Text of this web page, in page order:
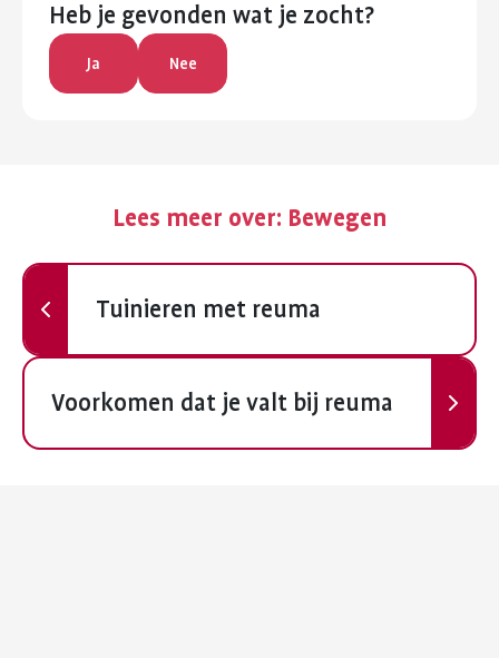
Heb je gevonden wat je zocht?
Ja Nee
Lees meer over: Bewegen
Vorige
Tuinieren met reuma
Volgende
Voorkomen dat je valt bij reuma